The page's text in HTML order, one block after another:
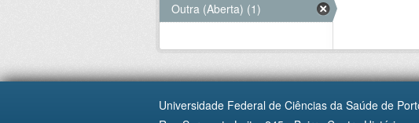
Outra (Aberta) (1)
Universidade Federal de Ciências da Saúde de